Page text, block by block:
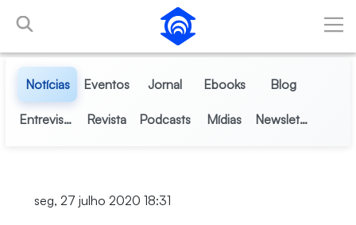
Pular para o Conteúdo principal
Notícias Eventos Jornal Ebooks Blog
Entrevistas Revista Podcasts Mídias Newsletter
seg, 27 julho 2020 18:31